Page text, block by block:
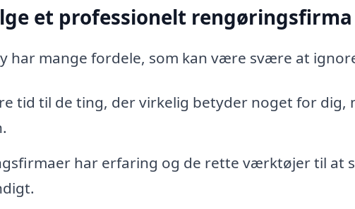
et professionelt rengøringsfirma
har mange fordele, som kan være svære at
tid til de ting, der virkelig betyder noget for dig,
har erfaring og de rette værktøjer til at